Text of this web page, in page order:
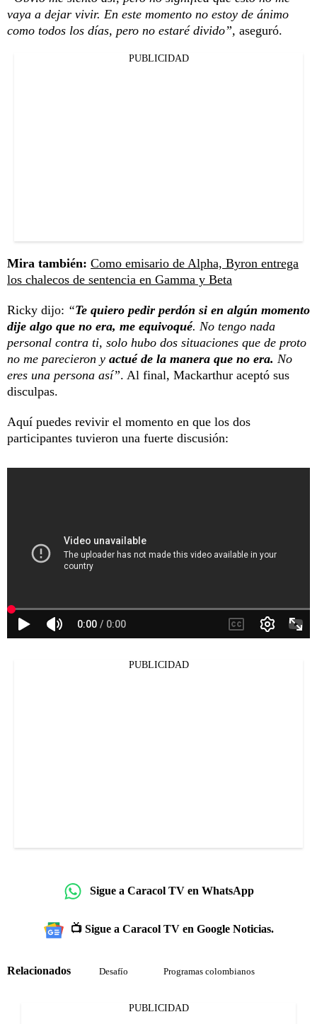
vaya a dejar vivir. En este momento no estoy de ánimo
como todos los días, pero no estaré divido”, aseguró.
PUBLICIDAD
Mira también: Como emisario de Alpha, Byron entrega
los chalecos de sentencia en Gamma y Beta
Ricky dijo: “Te quiero pedir perdón si en algún momento
dije algo que no era, me equivoqué. No tengo nada
personal contra ti, solo hubo dos situaciones que de proto
no me parecieron y actué de la manera que no era. No
eres una persona así”. Al final, Mackarthur aceptó sus
disculpas.
Aquí puedes revivir el momento en que los dos
participantes tuvieron una fuerte discusión:
PUBLICIDAD
Sigue a Caracol TV en WhatsApp
📺 Sigue a Caracol TV en Google Noticias.
Relacionados Desafío Programas colombianos
PUBLICIDAD